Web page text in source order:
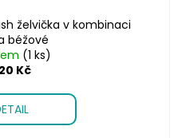
želvička v kombinaci
béžové
(1 ks)
Kč